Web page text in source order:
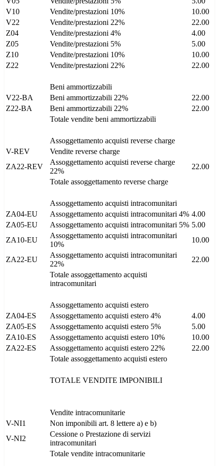
V10
Vendite/prestazioni 10%
10.00
V22
Vendite/prestazioni 22%
22.00
Z04
Vendite/prestazioni 4%
4.00
Z05
Vendite/prestazioni 5%
5.00
Z10
Vendite/prestazioni 10%
10.00
Z22
Vendite/prestazioni 22% 22.00
Beni ammortizzabili
V22-BA
Beni ammortizzabili 22%
22.00
Z22-BA
Beni ammortizzabili 22%
22.00
Totale vendite beni ammortizzabili
Assoggettamento acquisti reverse charge
V-REV
Vendite reverse charge
ZA22-REV
Assoggettamento acquisti reverse charge
22%
22.00
Totale assoggettamento reverse charge
Assoggettamento acquisti intracomunitari
ZA04-EU
Assoggettamento acquisti intracomunitari 4% 4.00
ZA05-EU
Assoggettamento acquisti intracomunitari 5% 5.00
ZA10-EU
Assoggettamento acquisti intracomunitari
10%
10.00
ZA22-EU
Assoggettamento acquisti intracomunitari
22%
22.00
Totale assoggettamento acquisti
intracomunitari
Assoggettamento acquisti estero
ZA04-ES
Assoggettamento acquisti estero 4%
4.00
ZA05-ES
Assoggettamento acquisti estero 5%
5.00
ZA10-ES
Assoggettamento acquisti estero 10%
10.00
ZA22-ES
Assoggettamento acquisti estero 22%
22.00
Totale assoggettamento acquisti estero
TOTALE VENDITE IMPONIBILI
Vendite intracomunitarie
V-NI1
Non imponibili art. 8 lettere a) e b)
V-NI2
Cessione o Prestazione di servizi
intracomunitari
Totale vendite intracomunitarie